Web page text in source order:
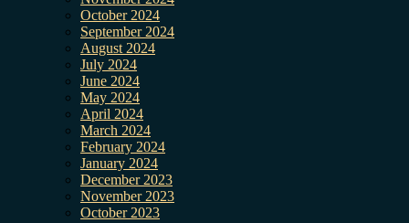
October 2024
September 2024
August 2024
July 2024
June 2024
May 2024
April 2024
March 2024
February 2024
January 2024
December 2023
November 2023
October 2023